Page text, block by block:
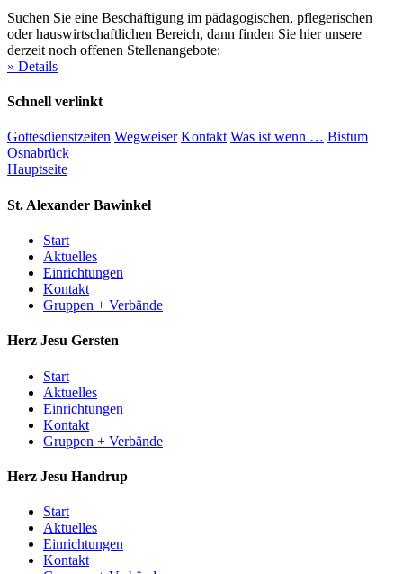
Suchen Sie eine Beschäftigung im pädagogischen, pflegerischen
oder hauswirtschaftlichen Bereich, dann finden Sie hier unsere
derzeit noch offenen Stellenangebote:
» Details
Schnell verlinkt
Gottesdienstzeiten Wegweiser Kontakt Was ist wenn … Bistum
Osnabrück
Hauptseite
St. Alexander Bawinkel
Start
Aktuelles
Einrichtungen
Kontakt
Gruppen + Verbände
Herz Jesu Gersten
Start
Aktuelles
Einrichtungen
Kontakt
Gruppen + Verbände
Herz Jesu Handrup
Start
Aktuelles
Einrichtungen
Kontakt